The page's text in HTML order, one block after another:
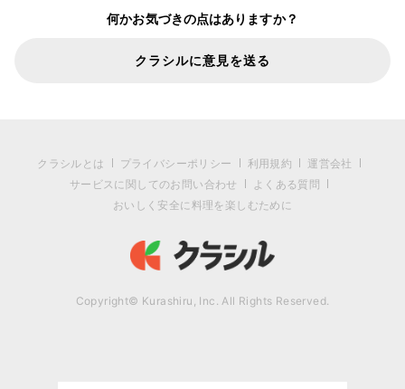
何かお気づきの点はありますか？
クラシルに意見を送る
クラシルとは プライバシーポリシー 利用規約
運営会社
サービスに関してのお問い合わせ
よくある質問
おいしく安全に料理を楽しむために
Copyright© Kurashiru, Inc. All Rights Reserved.